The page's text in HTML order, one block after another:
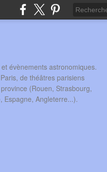
évènements astronomiques.
de théâtres parisiens
(Rouen, Strasbourg,
Espagne, Angleterre...).